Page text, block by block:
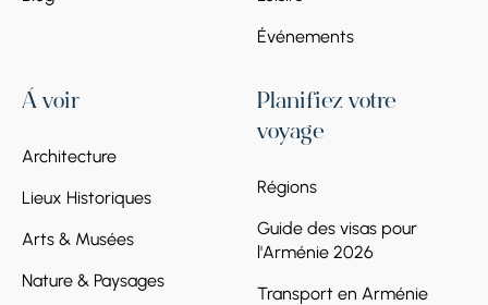
Événements
À voir
Architecture
Lieux Historiques
Arts & Musées
Nature & Paysages
Planifiez votre
voyage
Régions
Guide des visas pour
l'Arménie 2026
Transport en Arménie